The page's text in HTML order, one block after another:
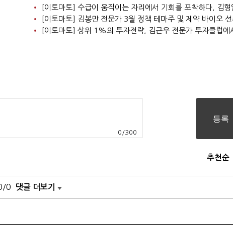
0 /300
추천순
0 댓글 더보기